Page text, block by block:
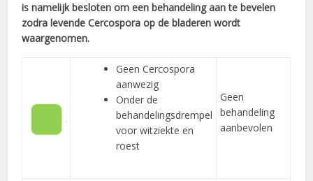
is namelijk besloten om een behandeling aan te bevelen
zodra levende Cercospora op de bladeren wordt
waargenomen.
Geen Cercospora
aanwezig
Onder de
behandelingsdrempel
voor witziekte en
roest
Geen
behandeling
aanbevolen